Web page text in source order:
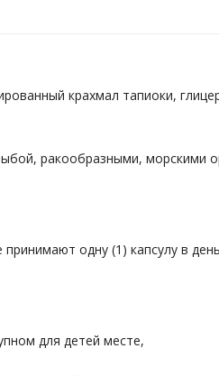
крахмал тапиоки,
ракообразными, морскими
одну (1) капсулу в
для детей месте,